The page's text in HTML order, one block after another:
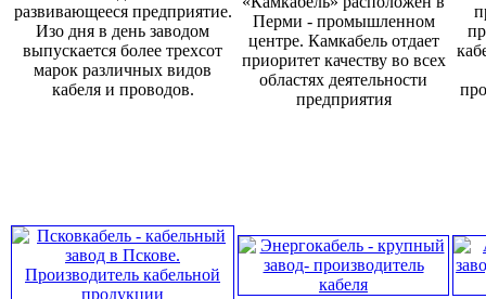
развивающееся предприятие.
Изо дня в день заводом
выпускается более трехсот
марок различных видов
кабеля и проводов.
Перми - промышленном
центре. Камкабель отдает
приоритет качеству во всех
областях деятельности
предприятия